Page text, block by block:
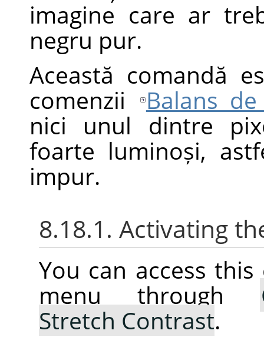
imagine care ar
negru pur.
Această comandă
comenzii
Balans
nici unul dintre
foarte luminoși,
impur.
8.18.1. Activating
You can access
menu through
Stretch Contrast.